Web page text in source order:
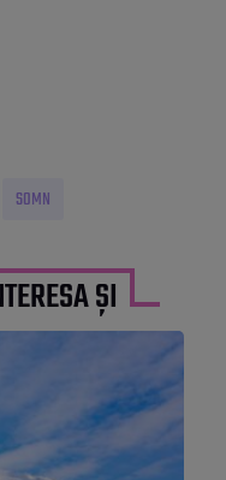
SOMN
ȘI